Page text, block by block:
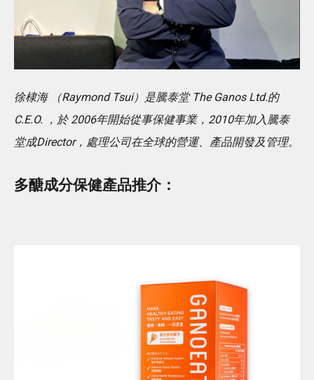
徐棣海 （Raymond Tsui）是騰泰堂 The Ganos Ltd.的
C.E.O. ，於 2006年開始從事保健事業，2010年加入騰泰
堂成Director，處理公司在全球的營運、產品開發及管理。
多醣成分保健產品推介：